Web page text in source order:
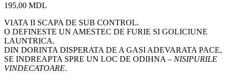
195,00 MDL
VIATA II SCAPA DE SUB CONTROL.
O DEFINESTE UN AMESTEC DE FURIE SI GOLICIUNE
LAUNTRICA.
DIN DORINTA DISPERATA DE A GASI ADEVARATA PACE,
SE INDREAPTA SPRE UN LOC DE ODIHNA – NISIPURILE
VINDECATOARE.